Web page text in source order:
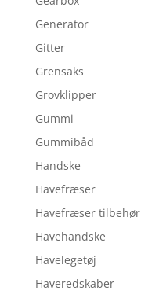
Generator
Gitter
Grensaks
Grovklipper
Gummi
Gummibåd
Handske
Havefræser
Havefræser tilbehør
Havehandske
Havelegetøj
Haveredskaber